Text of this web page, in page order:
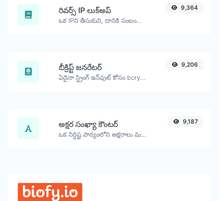
రివర్స్ IP లుక్‌అప్
ఒక IPని తీసుకుని, దానికి సంబంధించి ఉన్న డొమైన్/హోస్ట్‌ను చూడండి.
9,364
బీక్రిప్ట్ జనరేటర్
ఏదైనా స్ట్రింగ్ ఇన్‌పుట్ కోసం bcrypt పాస్వర్డ్ హాష్‌ను రూపొందించండి.
9,206
అక్షర సంఖ్యా కౌంటర్
ఒక నిర్దిష్ట పాఠ్యంలోని అక్షరాలు మరియు పదాల సంఖ్యను లెక్కించండి.
9,187